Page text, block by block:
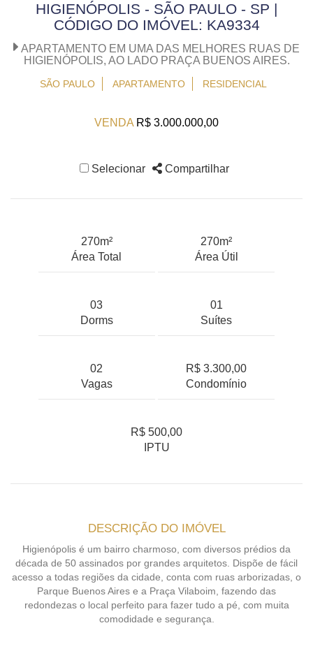
HIGIENÓPOLIS - SÃO PAULO - SP |
CÓDIGO DO IMÓVEL: KA9334
APARTAMENTO EM UMA DAS MELHORES RUAS DE
HIGIENÓPOLIS, AO LADO PRAÇA BUENOS AIRES.
SÃO PAULO APARTAMENTO RESIDENCIAL
VENDA R$ 3.000.000,00
Selecionar Compartilhar
270m²
Área Total
270m²
Área Útil
03
Dorms
01
Suítes
02
Vagas
R$ 3.300,00
Condomínio
R$ 500,00
IPTU
DESCRIÇÃO DO IMÓVEL
Higienópolis é um bairro charmoso, com diversos prédios da
década de 50 assinados por grandes arquitetos. Dispõe de fácil
acesso a todas regiões da cidade, conta com ruas arborizadas, o
Parque Buenos Aires e a Praça Vilaboim, fazendo das
redondezas o local perfeito para fazer tudo a pé, com muita
comodidade e segurança.